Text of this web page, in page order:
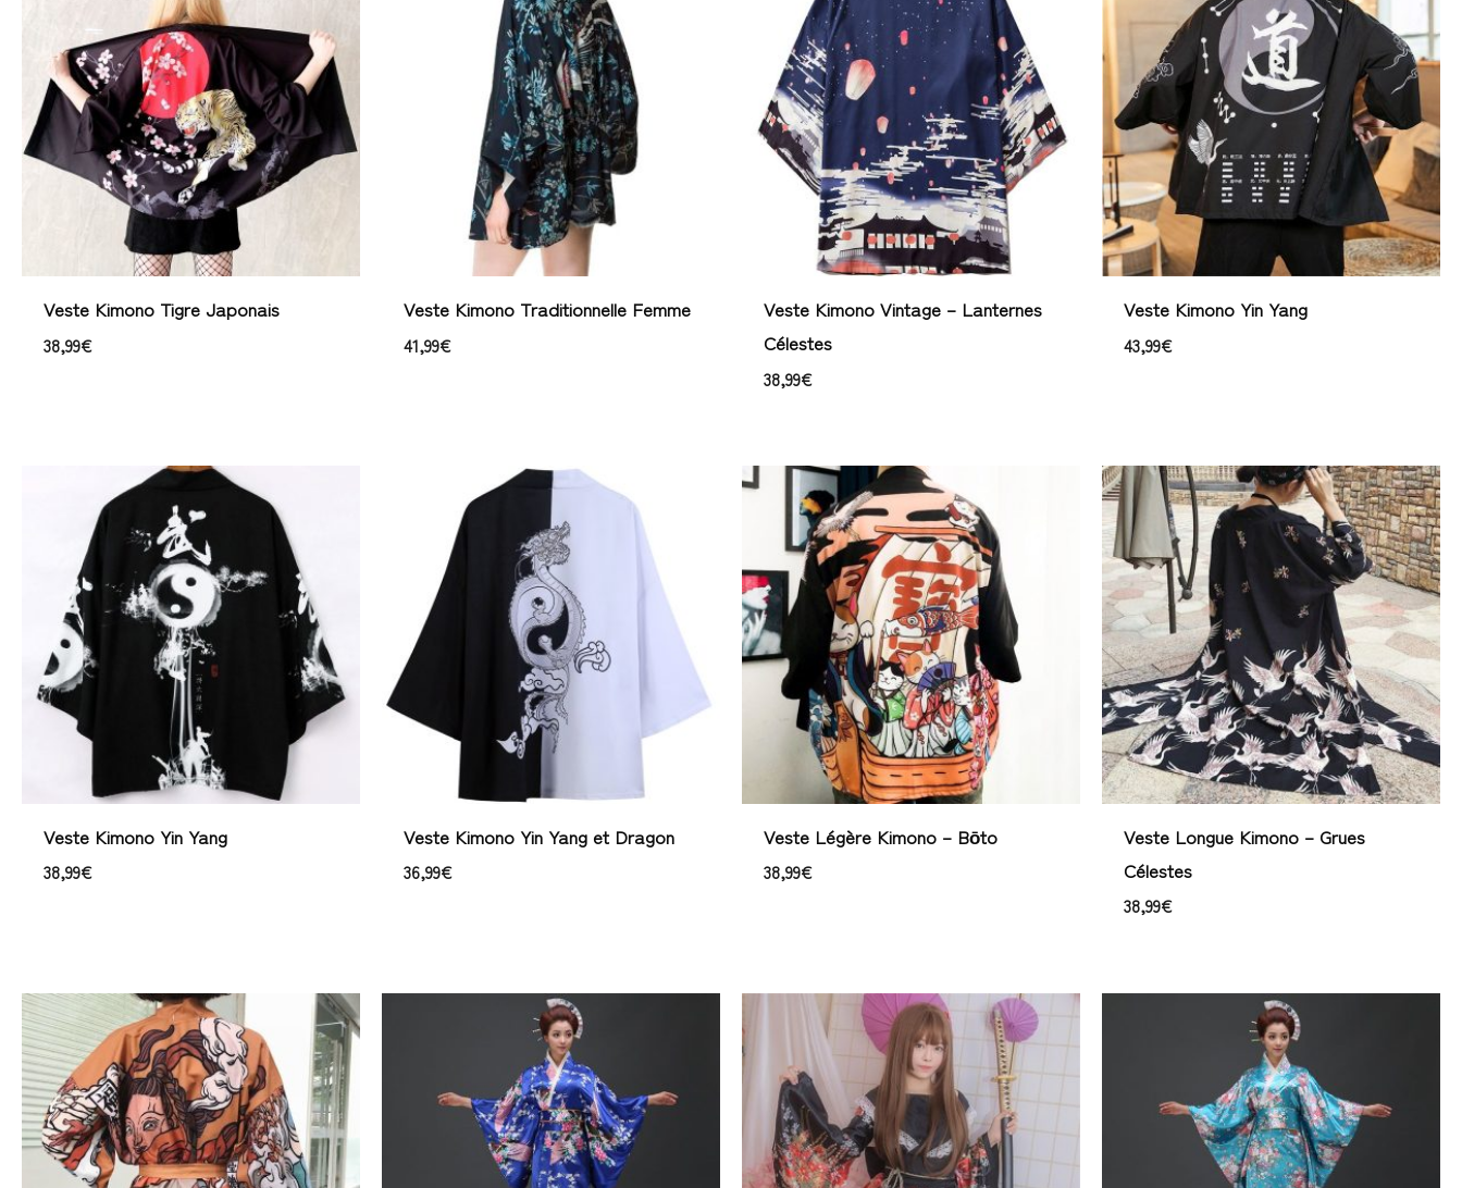
Veste Kimono Tigre Japonais
38,99€
Veste Kimono Traditionnelle Femme
41,99€
Veste Kimono Vintage – Lanternes
Célestes
38,99€
Veste Kimono Yin Yang
43,99€
Veste Kimono Yin Yang
38,99€
Veste Kimono Yin Yang et Dragon
36,99€
Veste Légère Kimono – Bōto
38,99€
Veste Longue Kimono – Grues
Célestes
38,99€